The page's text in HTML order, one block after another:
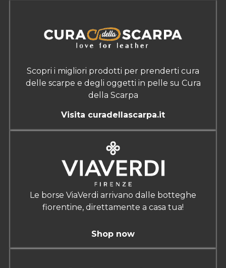
Scopri i migliori prodotti per prenderti cura
delle scarpe e degli oggetti in pelle su Cura
della Scarpa
Visita curadellascarpa.it
Le borse ViaVerdi arrivano dalle botteghe
fiorentine, direttamente a casa tua!
Shop now